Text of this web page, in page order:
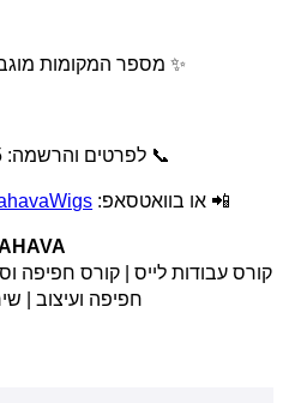
✨ מספר המקומות
📞 לפרטים והרשמה: 050-974-4405
📲 או בוואטסאפ:
חפיפה ועיצוב |